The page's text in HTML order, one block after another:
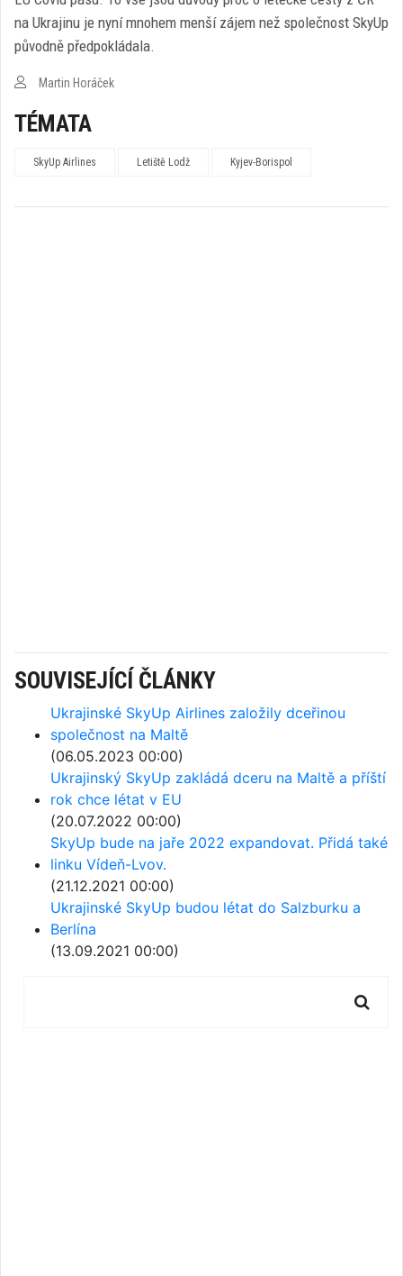
na Ukrajinu je nyní mnohem menší zájem než společnost SkyUp
původně předpokládala.
Martin Horáček
TÉMATA
SkyUp Airlines Letiště Lodž Kyjev-Borispol
SOUVISEJÍCÍ ČLÁNKY
Ukrajinské SkyUp Airlines založily dceřinou
společnost na Maltě
(06.05.2023 00:00)
Ukrajinský SkyUp zakládá dceru na Maltě a příští
rok chce létat v EU
(20.07.2022 00:00)
SkyUp bude na jaře 2022 expandovat. Přidá také
linku Vídeň-Lvov.
(21.12.2021 00:00)
Ukrajinské SkyUp budou létat do Salzburku a
Berlína
(13.09.2021 00:00)